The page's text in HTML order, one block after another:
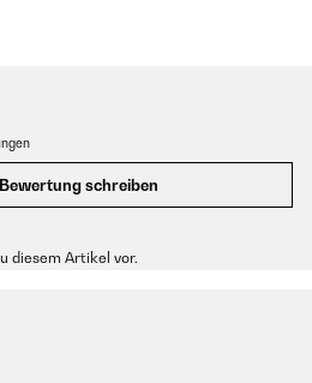
schreiben
diesem Artikel vor.